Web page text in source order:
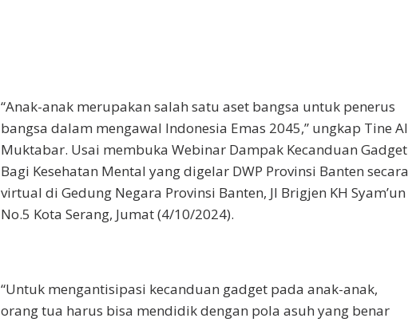
“Anak-anak merupakan salah satu aset bangsa untuk penerus
bangsa dalam mengawal Indonesia Emas 2045,” ungkap Tine Al
Muktabar. Usai membuka Webinar Dampak Kecanduan Gadget
Bagi Kesehatan Mental yang digelar DWP Provinsi Banten secara
virtual di Gedung Negara Provinsi Banten, Jl Brigjen KH Syam’un
No.5 Kota Serang, Jumat (4/10/2024).
“Untuk mengantisipasi kecanduan gadget pada anak-anak,
orang tua harus bisa mendidik dengan pola asuh yang benar